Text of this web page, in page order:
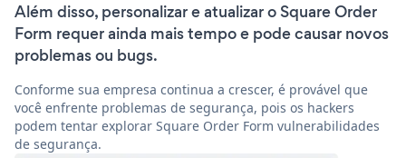
Além disso, personalizar e atualizar o Square Order
Form requer ainda mais tempo e pode causar novos
problemas ou bugs.
Conforme sua empresa continua a crescer, é provável que
você enfrente problemas de segurança, pois os hackers
podem tentar explorar Square Order Form vulnerabilidades
de segurança.